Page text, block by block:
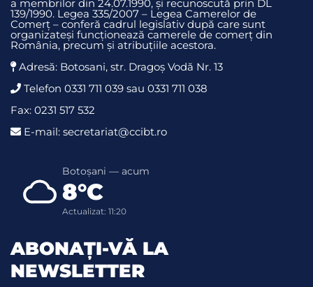
a membrilor din 24.07.1990, și recunoscută prin DL
139/1990. Legea 335/2007 – Legea Camerelor de
Comerț – conferă cadrul legislativ după care sunt
organizateși funcționează camerele de comerț din
România, precum și atribuțiile acestora.
Adresă: Botosani, str. Dragoş Vodă Nr. 13
Telefon 0331 711 039 sau 0331 711 038
Fax: 0231 517 532
E-mail: secretariat@ccibt.ro
Botoșani — acum
8°C
Actualizat: 11:20
ABONAȚI-VĂ LA
NEWSLETTER